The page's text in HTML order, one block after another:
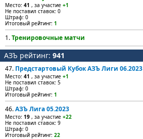
Место: 41 , за участие +1
Не поставил ставок: 0
Штраф: 0
Итоговый рейтинг: 1
1.Тренировочные матчи
АЗЪ рейтинг: 941
47. Предстартовый Кубок АЗЪ Лиги 06.2023
Место: 41 , за участие +1
Не поставил ставок: 5
Штраф: 0
Итоговый рейтинг: 1
46.АЗЪ Лига 05.2023
Место: 19 , за участие +22
Не поставил ставок: 9
Штраф: 0
Итоговый рейтинг: 22